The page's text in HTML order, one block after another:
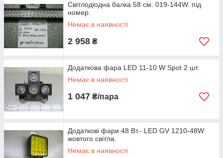
Світлодіодна балка 58 см. 019-144W. під
номер.
Немає в наявності
2 958 ₴
Додаткова фара LED 11-10 W Spot 2 шт.
Немає в наявності
1 047 ₴/пара
Додаткові фари 48 Вт.- LED GV 1210-48W
жовтого світла.
Немає в наявності